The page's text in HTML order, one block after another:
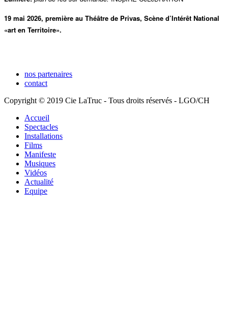
19 mai 2026, première au Théâtre de Privas, Scène d’Intérêt National
«art en Territoire».
nos partenaires
contact
Copyright © 2019 Cie LaTruc - Tous droits réservés - LGO/CH
Accueil
Spectacles
Installations
Films
Manifeste
Musiques
Vidéos
Actualité
Equipe